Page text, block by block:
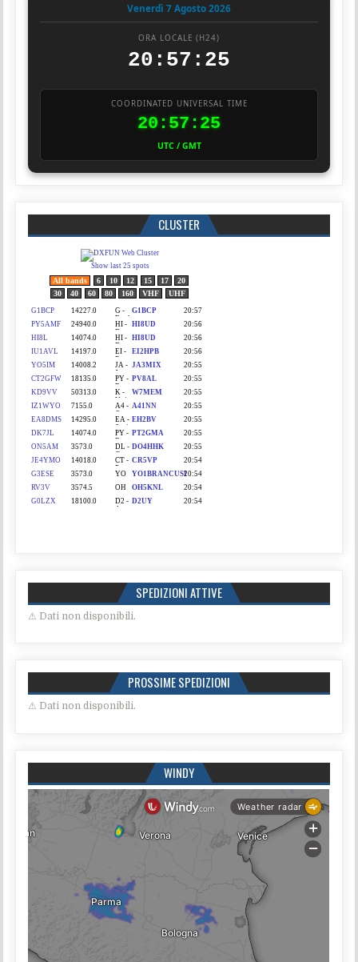
Venerdì 7 Agosto 2026
ORA LOCALE (H24)
20:57:26
COORDINATED UNIVERSAL TIME
20:57:26
UTC / GMT
CLUSTER
SPEDIZIONI ATTIVE
⚠ Dati non disponibili.
PROSSIME SPEDIZIONI
⚠ Dati non disponibili.
WINDY